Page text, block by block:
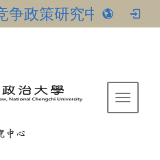
争政策研究中心
Toggle